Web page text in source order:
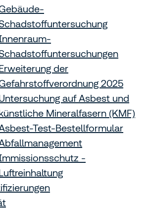
der
2025
auf Asbest und
Mineralfasern (KMF)
Test-Bestellformular
-